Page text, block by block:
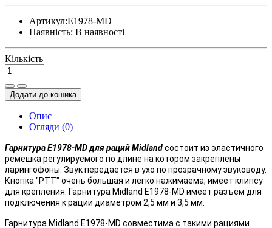
Артикул:E1978-MD
Наявність: В наявності
Кількість
Додати до кошика
Опис
Огляди (0)
ГарнитураE1978-MD для рацийMidlandсостоит из эластичного
ремешка регулируемого по длине на котором закреплены
ларингофоны. Звук передается в ухо по прозрачному звуководу.
Кнопка "РТТ" очень большая и легко нажимаема, имеет клипсу
для крепления. Гарнитура Midland E1978-MD имеет разъем для
подключения к рации диаметром 2,5 мм и 3,5 мм.
Гарнитура Midland E1978-MD совместима с такими рациями